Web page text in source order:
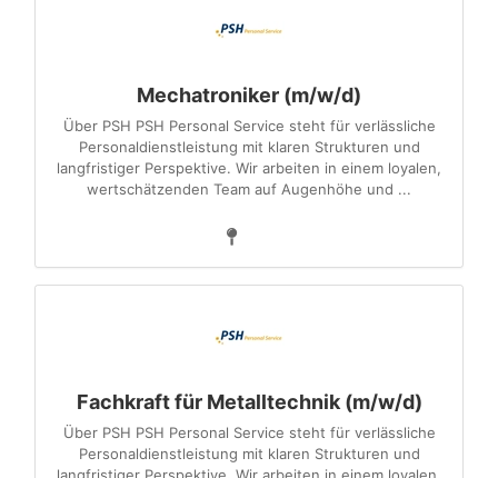
Mechatroniker (m/w/d)
Über PSH PSH Personal Service steht für verlässliche
Personaldienstleistung mit klaren Strukturen und
langfristiger Perspektive. Wir arbeiten in einem loyalen,
wertschätzenden Team auf Augenhöhe und ...
Fachkraft für Metalltechnik (m/w/d)
Über PSH PSH Personal Service steht für verlässliche
Personaldienstleistung mit klaren Strukturen und